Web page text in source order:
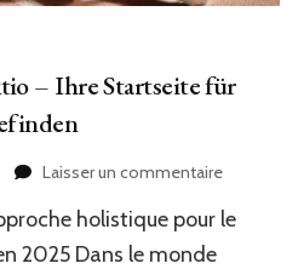
– Ihre Startseite für
Laisser un commentairesur
bei
holistique pour le
2025 Dans le monde